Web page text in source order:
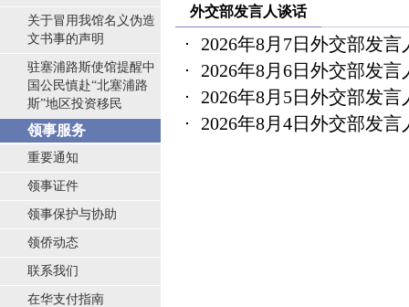
关于冒用我馆名义伪造
文书事的声明
驻塞浦路斯使馆提醒中
国公民慎赴“北塞浦路
斯”地区投资移民
领事服务
重要通知
领事证件
领事保护与协助
领侨动态
联系我们
在华支付指南
外交部发言人谈话
2026年8月7日外交部发
2026年8月6日外交部发
2026年8月5日外交部发
2026年8月4日外交部发